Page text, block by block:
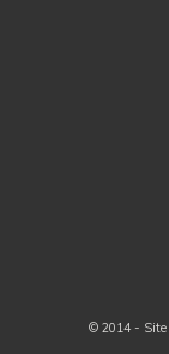
© 2014 - Site